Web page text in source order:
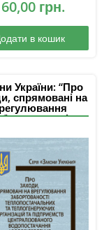
грн.
в кошик
України: “Про
спрямовані на
та
і
особливості
відносин
природно го